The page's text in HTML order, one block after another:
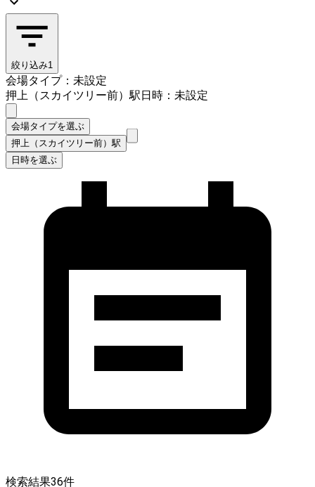
絞り込み1
会場タイプ：未設定
押上（スカイツリー前）駅日時：未設定
会場タイプを選ぶ
押上（スカイツリー前）駅
日時を選ぶ
検索結果36件